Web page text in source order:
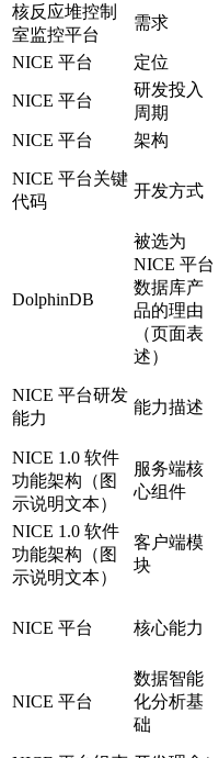
核反应堆控制
室监控平台
需求
NICE 平台
定位
NICE 平台
研发投入
周期
NICE 平台
架构
NICE 平台关键
代码
开发方式
DolphinDB
被选为
NICE 平台
数据库产
品的理由
（页面表
述）
NICE 平台研发
能力
能力描述
NICE 1.0 软件
功能架构（图
示说明文本）
服务端核
心组件
NICE 1.0 软件
功能架构（图
示说明文本）
客户端模
块
NICE 平台 核心能力
NICE 平台
数据智能
化分析基
础